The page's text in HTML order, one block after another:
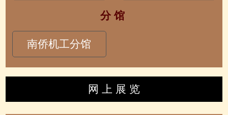
分 馆
南侨机工分馆
网 上 展 览